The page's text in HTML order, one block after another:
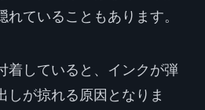
ていることもあります。
着していると、インクが弾
しが掠れる原因となりま